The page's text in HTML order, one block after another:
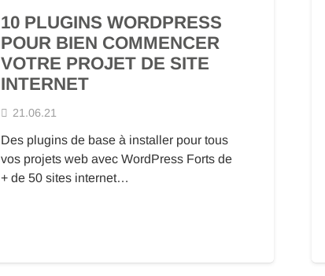
10 PLUGINS WORDPRESS
POUR BIEN COMMENCER
VOTRE PROJET DE SITE
INTERNET
21.06.21
Des plugins de base à installer pour tous
vos projets web avec WordPress Forts de
+ de 50 sites internet…